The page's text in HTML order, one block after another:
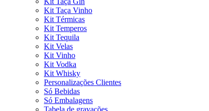
Kit Taça Vinho
Kit Térmicas
Kit Temperos
Kit Tequila
Kit Velas
Kit Vinho
Kit Vodka
Kit Whisky
Personalizações Clientes
Só Bebidas
Só Embalagens